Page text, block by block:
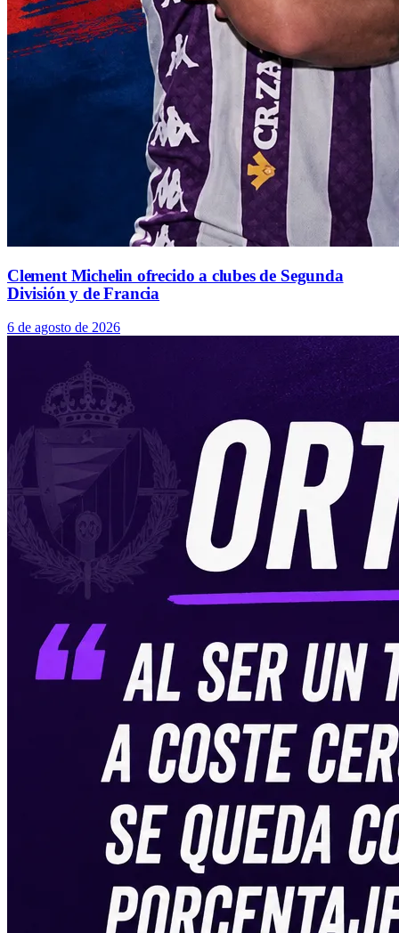
Clement Michelin ofrecido a clubes de Segunda
División y de Francia
6 de agosto de 2026